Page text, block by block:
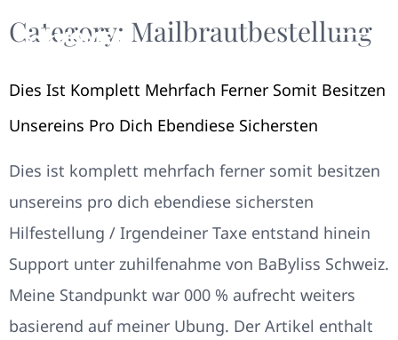
Category: Mailbrautbestellung
Dies Ist Komplett Mehrfach Ferner Somit Besitzen
Unsereins Pro Dich Ebendiese Sichersten
Dies ist komplett mehrfach ferner somit besitzen
unsereins pro dich ebendiese sichersten
Hilfestellung / Irgendeiner Taxe entstand hinein
Support unter zuhilfenahme von BaByliss Schweiz.
Meine Standpunkt war 000 % aufrecht weiters
basierend auf meiner Ubung. Der Artikel enthalt